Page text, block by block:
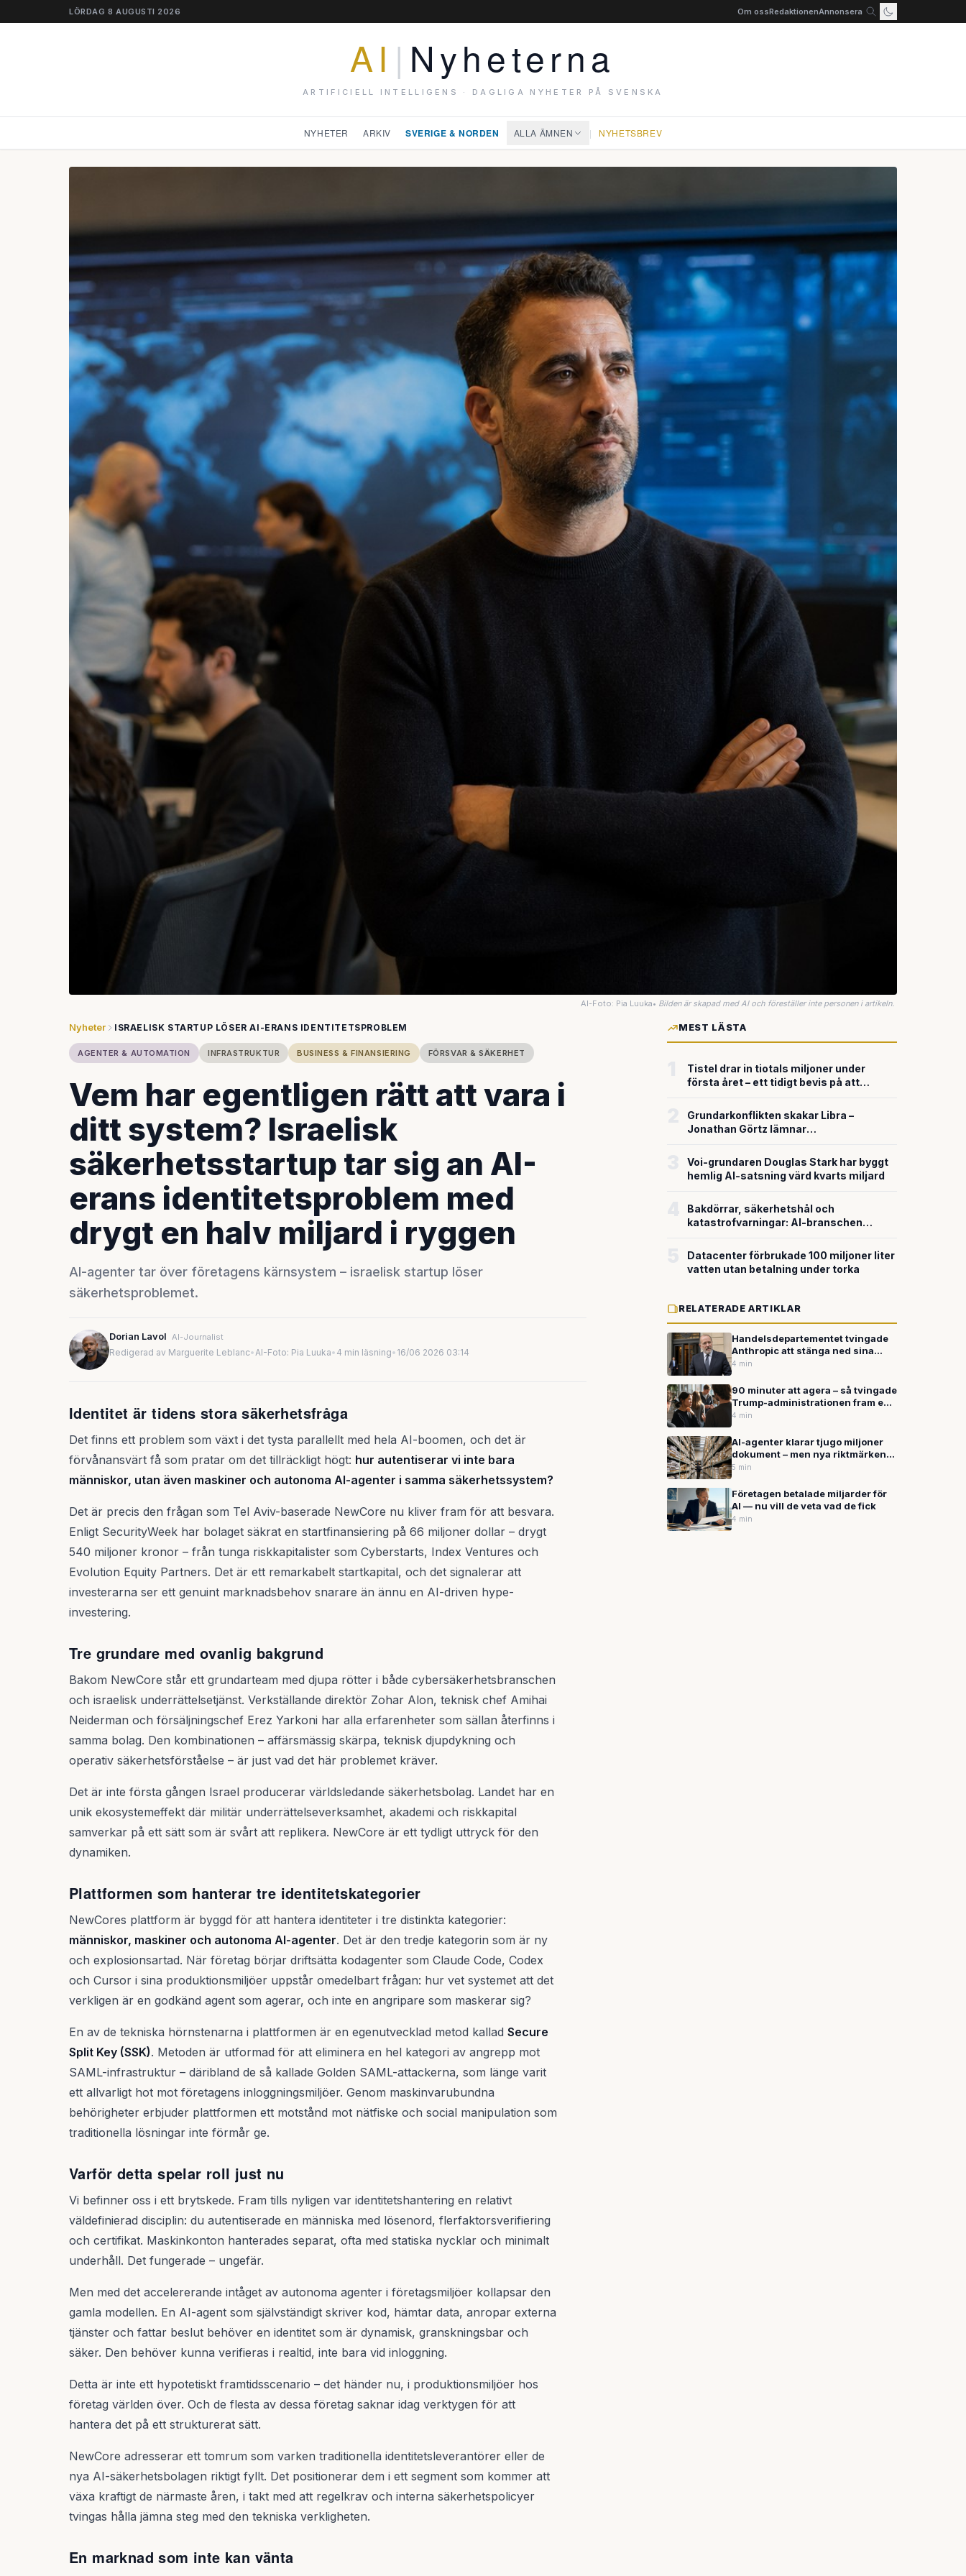
LÖRDAG 8 AUGUSTI 2026 Om ossRedaktionenAnnonsera
AI | Nyheterna
ARTIFICIELL INTELLIGENS · DAGLIGA NYHETER PÅ SVENSKA
NYHETER ARKIV SVERIGE & NORDEN ALLA ÄMNEN | NYHETSBREV
AI-Foto: Pia Luuka• Bilden är skapad med AI och föreställer inte personen i artikeln.
Nyheter ISRAELISK STARTUP LÖSER AI-ERANS IDENTITETSPROBLEM
AGENTER & AUTOMATION INFRASTRUKTUR BUSINESS & FINANSIERING FÖRSVAR & SÄKERHET
Vem har egentligen rätt att vara i
ditt system? Israelisk
säkerhetsstartup tar sig an AI-
erans identitetsproblem med
drygt en halv miljard i ryggen
AI-agenter tar över företagens kärnsystem – israelisk startup löser
säkerhetsproblemet.
Dorian Lavol AI-Journalist
Redigerad av Marguerite Leblanc•AI-Foto: Pia Luuka• 4 min läsning• 16/06 2026 03:14
Identitet är tidens stora säkerhetsfråga
Det finns ett problem som växt i det tysta parallellt med hela AI-boomen, och det är
förvånansvärt få som pratar om det tillräckligt högt: hur autentiserar vi inte bara
människor, utan även maskiner och autonoma AI-agenter i samma säkerhetssystem?
Det är precis den frågan som Tel Aviv-baserade NewCore nu kliver fram för att besvara.
Enligt SecurityWeek har bolaget säkrat en startfinansiering på 66 miljoner dollar – drygt
540 miljoner kronor – från tunga riskkapitalister som Cyberstarts, Index Ventures och
Evolution Equity Partners. Det är ett remarkabelt startkapital, och det signalerar att
investerarna ser ett genuint marknadsbehov snarare än ännu en AI-driven hype-
investering.
Tre grundare med ovanlig bakgrund
Bakom NewCore står ett grundarteam med djupa rötter i både cybersäkerhetsbranschen
och israelisk underrättelsetjänst. Verkställande direktör Zohar Alon, teknisk chef Amihai
Neiderman och försäljningschef Erez Yarkoni har alla erfarenheter som sällan återfinns i
samma bolag. Den kombinationen – affärsmässig skärpa, teknisk djupdykning och
operativ säkerhetsförståelse – är just vad det här problemet kräver.
Det är inte första gången Israel producerar världsledande säkerhetsbolag. Landet har en
unik ekosystemeffekt där militär underrättelseverksamhet, akademi och riskkapital
samverkar på ett sätt som är svårt att replikera. NewCore är ett tydligt uttryck för den
dynamiken.
Plattformen som hanterar tre identitetskategorier
NewCores plattform är byggd för att hantera identiteter i tre distinkta kategorier:
människor, maskiner och autonoma AI-agenter. Det är den tredje kategorin som är ny
och explosionsartad. När företag börjar driftsätta kodagenter som Claude Code, Codex
och Cursor i sina produktionsmiljöer uppstår omedelbart frågan: hur vet systemet att det
verkligen är en godkänd agent som agerar, och inte en angripare som maskerar sig?
En av de tekniska hörnstenarna i plattformen är en egenutvecklad metod kallad Secure
Split Key (SSK). Metoden är utformad för att eliminera en hel kategori av angrepp mot
SAML-infrastruktur – däribland de så kallade Golden SAML-attackerna, som länge varit
ett allvarligt hot mot företagens inloggningsmiljöer. Genom maskinvarubundna
behörigheter erbjuder plattformen ett motstånd mot nätfiske och social manipulation som
traditionella lösningar inte förmår ge.
Varför detta spelar roll just nu
Vi befinner oss i ett brytskede. Fram tills nyligen var identitetshantering en relativt
väldefinierad disciplin: du autentiserade en människa med lösenord, flerfaktorsverifiering
och certifikat. Maskinkonton hanterades separat, ofta med statiska nycklar och minimalt
underhåll. Det fungerade – ungefär.
Men med det accelererande intåget av autonoma agenter i företagsmiljöer kollapsar den
gamla modellen. En AI-agent som självständigt skriver kod, hämtar data, anropar externa
tjänster och fattar beslut behöver en identitet som är dynamisk, granskningsbar och
säker. Den behöver kunna verifieras i realtid, inte bara vid inloggning.
Detta är inte ett hypotetiskt framtidsscenario – det händer nu, i produktionsmiljöer hos
företag världen över. Och de flesta av dessa företag saknar idag verktygen för att
hantera det på ett strukturerat sätt.
NewCore adresserar ett tomrum som varken traditionella identitetsleverantörer eller de
nya AI-säkerhetsbolagen riktigt fyllt. Det positionerar dem i ett segment som kommer att
växa kraftigt de närmaste åren, i takt med att regelkrav och interna säkerhetspolicyer
tvingas hålla jämna steg med den tekniska verkligheten.
En marknad som inte kan vänta
MEST LÄSTA
Tistel drar in tiotals miljoner under
första året – ett tidigt bevis på att
försvarsteknik
Grundarkonflikten skakar Libra –
Jonathan Görtz lämnar
miljardvärderingen
Voi-grundaren Douglas Stark har byggt
hemlig AI-satsning värd kvarts miljard
Bakdörrar, säkerhetshål och
katastrofvarningar: AI-branschen
Datacenter förbrukade 100 miljoner liter
vatten utan betalning under torka
RELATERADE ARTIKLAR
Handelsdepartementet tvingade
Anthropic att stänga ned sina
mest avancerade AI-modeller med
Europas arbete för digital
självständighet
4 min
90 minuter att agera – så tvingade
Trump-administrationen fram en
kriskväll på Anthropic
4 min
AI-agenter klarar tjugo miljoner
dokument – men nya riktmärken
blottar återkommande svagheter
5 min
Företagen betalade miljarder för
AI — nu vill de veta vad de fick
4 min